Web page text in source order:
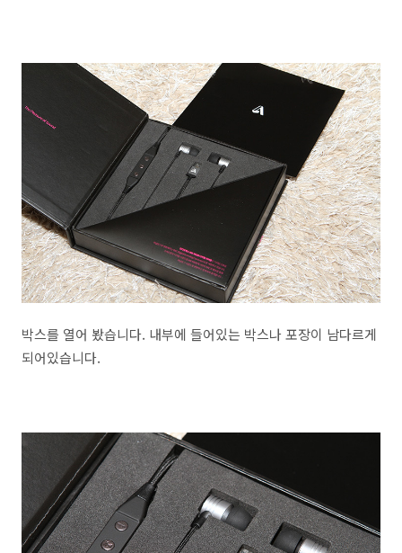
박스를 열어 봤습니다. 내부에 들어있는 박스나 포장이 남다르게
되어있습니다.